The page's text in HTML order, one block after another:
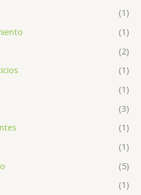
(1)
(1)
(2)
(1)
(1)
(3)
(1)
(1)
(5)
(1)